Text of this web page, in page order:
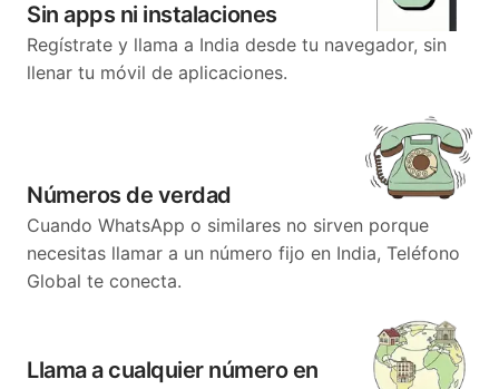
Sin apps ni instalaciones
Regístrate y llama a India desde tu navegador, sin
llenar tu móvil de aplicaciones.
Números de verdad
Cuando WhatsApp o similares no sirven porque
necesitas llamar a un número fijo en India, Teléfono
Global te conecta.
Llama a cualquier número en